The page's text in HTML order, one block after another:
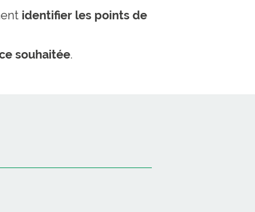
identifier les points de
souhaitée.